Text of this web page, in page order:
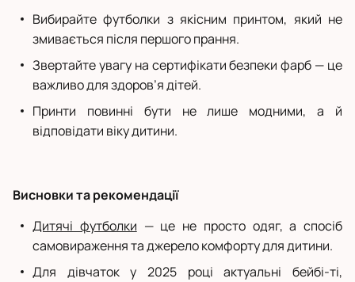
Вибирайте футболки з якісним принтом, який не
змивається після першого прання.
Звертайте увагу на сертифікати безпеки фарб — це
важливо для здоров’я дітей.
Принти повинні бути не лише модними, а й
відповідати віку дитини.
Висновки та рекомендації
Дитячі футболки — це не просто одяг, а спосіб
самовираження та джерело комфорту для дитини.
Для дівчаток у 2025 році актуальні бейбі-ті,